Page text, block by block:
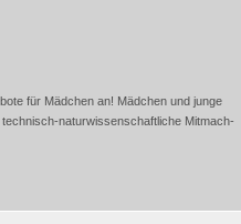
für Mädchen an! Mädchen und junge
naturwissenschaftliche Mitmach-